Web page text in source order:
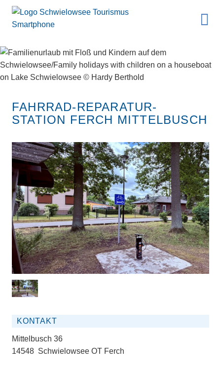
FAHRRAD-REPARATUR-
STATION FERCH MITTELBUSCH
KONTAKT
Mittelbusch 36
14548 Schwielowsee OT Ferch